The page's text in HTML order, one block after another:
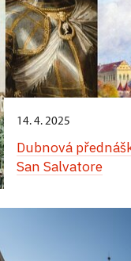
14. 4. 2025
Dubnová
San Salvatore